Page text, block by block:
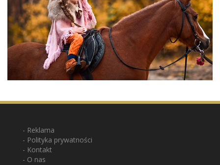
Reklama
Polityka prywatności
Kontakt
O nas